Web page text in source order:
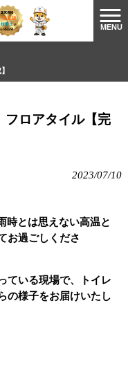
MENU
ロアタイル【完
2023/07/10
時とは思えない高温と
お過ごしくださ
ている現場で、トイレ
の様子をお届けいたし